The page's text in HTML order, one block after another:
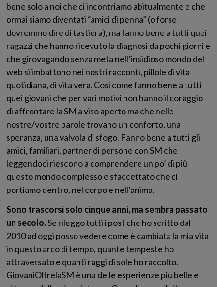
bene solo a noi che ci incontriamo abitualmente e che
ormai siamo diventati “amici di penna” (o forse
dovremmo dire di tastiera), ma fanno bene a tutti quei
ragazzi che hanno ricevuto la diagnosi da pochi giorni e
che girovagando senza meta nell’insidioso mondo del
web si imbattono nei nostri racconti, pillole di vita
quotidiana, di vita vera. Così come fanno bene a tutti
quei giovani che per vari motivi non hanno il coraggio
di affrontare la SM a viso aperto ma che nelle
nostre/vostre parole trovano un conforto, una
speranza, una valvola di sfogo. Fanno bene a tutti gli
amici, familiari, partner di persone con SM che
leggendoci riescono a comprendere un po’ di più
questo mondo complesso e sfaccettato che ci
portiamo dentro, nel corpo e nell’anima.
Sono trascorsi solo cinque anni, ma sembra passato
un secolo.Se rileggo tutti i post che ho scritto dal
2010 ad oggi posso vedere come è cambiata la mia vita
in questo arco di tempo, quante tempeste ho
attraversato e quanti raggi di sole ho raccolto.
GiovaniOltrelaSM è una delle esperienze più belle e